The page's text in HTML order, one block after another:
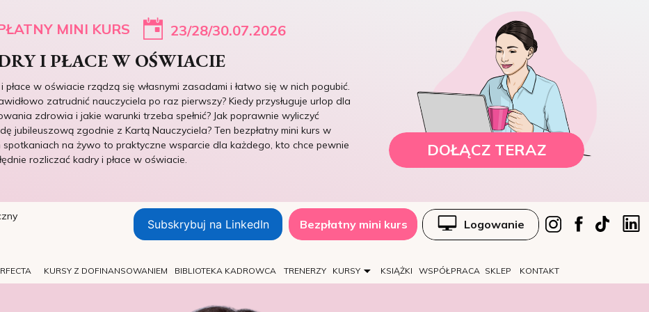
MINI KURS
płace w oświacie rządzą się własnymi zasadami i łatwo się w nich pogubić.
zatrudnić nauczyciela po raz pierwszy? Kiedy przysługuje urlop dla
zdrowia i jakie warunki trzeba spełnić? Jak poprawnie wyliczyć
jubileuszową zgodnie z Kartą Nauczyciela? Ten bezpłatny mini kurs w
spotkaniach na żywo to praktyczne wsparcie dla każdego, kto chce pewnie
rozliczać kadry i płace w oświacie.
DOŁĄCZ TERAZ
I PŁACE W OŚWIACIE
23/28/30.07.2026
KURSY
BIBLIOTEKA KADROWCA WSPÓŁPRACA KONTAKT
KSIĄŻKI
TRENERZY
KURSY Z DOFINANSOWANIEM
Logowanie
SKLEP
Subskrybuj na LinkedIn Bezpłatny mini kurs